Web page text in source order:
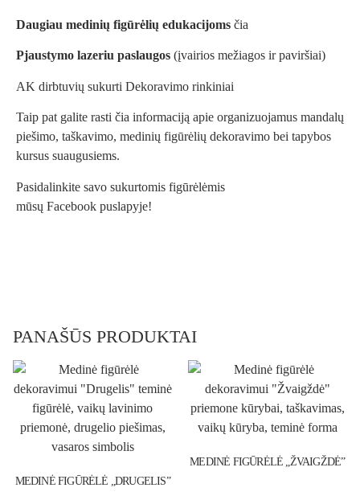
Daugiau medinių figūrėlių edukacijoms čia
Pjaustymo lazeriu paslaugos (įvairios mežiagos ir paviršiai)
AK dirbtuvių sukurti Dekoravimo rinkiniai
Taip pat galite rasti čia informaciją apie organizuojamus mandalų
piešimo, taškavimo, medinių figūrėlių dekoravimo bei tapybos
kursus suaugusiems.
Pasidalinkite savo sukurtomis figūrėlėmis
mūsų Facebook puslapyje!
PANAŠŪS PRODUKTAI
MEDINĖ FIGŪRĖLĖ „DRUGELIS”
MEDINĖ FIGŪRĖLĖ „ŽVAIGŽDĖ”